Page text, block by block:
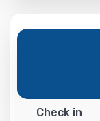
Check in